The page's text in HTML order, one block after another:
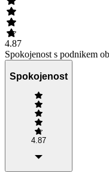
4.87
Spokojenost s podnikem
Spokojenost
4.87